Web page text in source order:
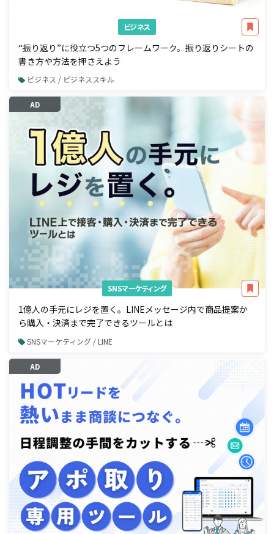
ビジネス
“振り返り”に役立つ5つのフレームワーク。振り返りシートの
書き方や方法を押さえよう
ビジネス / ビジネススキル
AD
SNSマーケティング
1億人の手元にレジを置く。LINEメッセージ内で商品提案か
ら購入・決済まで完了できるツールとは
SNSマーケティング / LINE
AD